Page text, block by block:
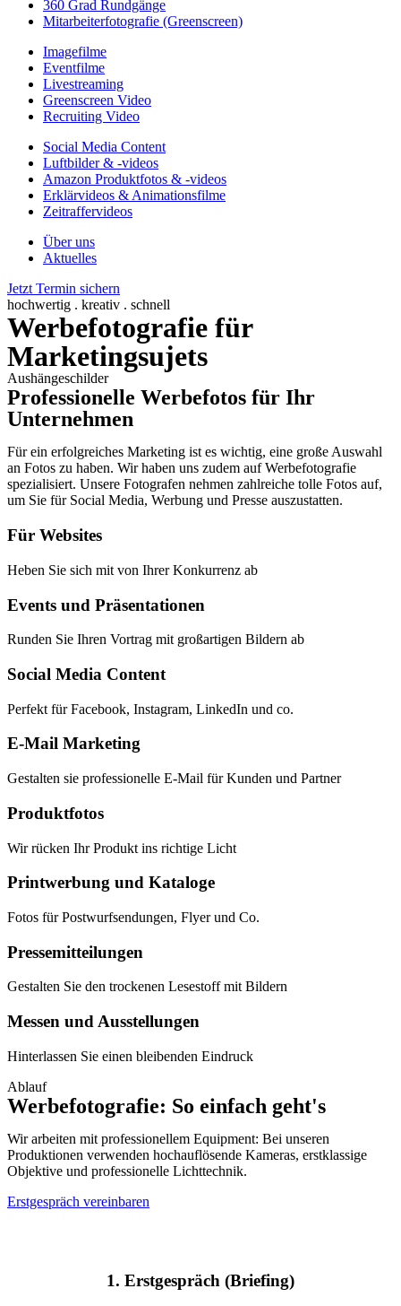
360 Grad Rundgänge
Mitarbeiterfotografie (Greenscreen)
Imagefilme
Eventfilme
Livestreaming
Greenscreen Video
Recruiting Video
Social Media Content
Luftbilder & -videos
Amazon Produktfotos & -videos
Erklärvideos & Animationsfilme
Zeitraffervideos
Über uns
Aktuelles
Jetzt Termin sichern
hochwertig . kreativ . schnell
Werbefotografie für
Marketingsujets
Aushängeschilder
Professionelle Werbefotos für Ihr
Unternehmen
Für ein erfolgreiches Marketing ist es wichtig, eine große Auswahl
an Fotos zu haben. Wir haben uns zudem auf Werbefotografie
spezialisiert. Unsere Fotografen nehmen zahlreiche tolle Fotos auf,
um Sie für Social Media, Werbung und Presse auszustatten.
Für Websites
Heben Sie sich mit von Ihrer Konkurrenz ab
Events und Präsentationen
Runden Sie Ihren Vortrag mit großartigen Bildern ab
Social Media Content
Perfekt für Facebook, Instagram, LinkedIn und co.
E-Mail Marketing
Gestalten sie professionelle E-Mail für Kunden und Partner
Produktfotos
Wir rücken Ihr Produkt ins richtige Licht
Printwerbung und Kataloge
Fotos für Postwurfsendungen, Flyer und Co.
Pressemitteilungen
Gestalten Sie den trockenen Lesestoff mit Bildern
Messen und Ausstellungen
Hinterlassen Sie einen bleibenden Eindruck
Ablauf
Werbefotografie: So einfach geht's
Wir arbeiten mit professionellem Equipment: Bei unseren
Produktionen verwenden hochauflösende Kameras, erstklassige
Objektive und professionelle Lichttechnik.
Erstgespräch vereinbaren
1. Erstgespräch (Briefing)